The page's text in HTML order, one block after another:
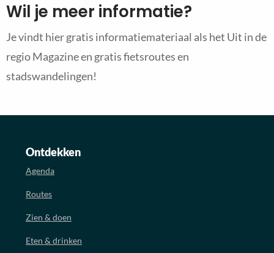
Wil je meer informatie?
Je vindt hier gratis informatiemateriaal als het Uit in de
regio Magazine en gratis fietsroutes en
stadswandelingen!
Ontdekken
Agenda
Routes
Zien & doen
Eten & drinken